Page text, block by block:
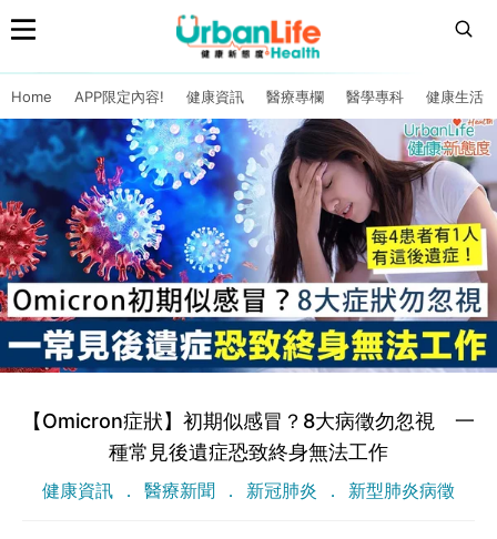
Home APP限定內容! 健康資訊 醫療專欄 醫學專科 健康生活
【Omicron症狀】初期似感冒？8大病徵勿忽視 一
種常見後遺症恐致終身無法工作
健康資訊 醫療新聞 新冠肺炎 新型肺炎病徵